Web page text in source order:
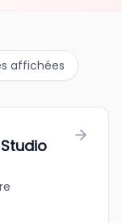
affichées